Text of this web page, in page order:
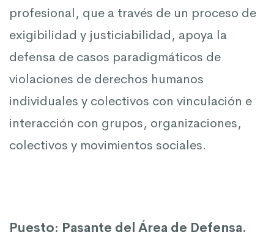
profesional, que a través de un proceso de
exigibilidad y justiciabilidad, apoya la
defensa de casos paradigmáticos de
violaciones de derechos humanos
individuales y colectivos con vinculación e
interacción con grupos, organizaciones,
colectivos y movimientos sociales.
Puesto: Pasante del Área de Defensa.